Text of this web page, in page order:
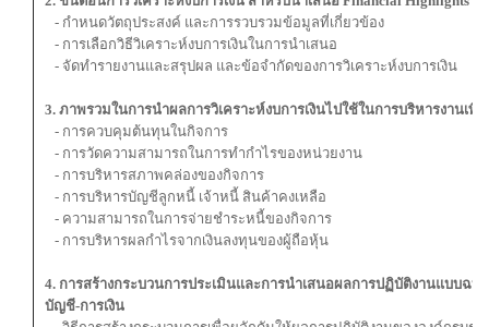
- กำหนดวัตถุประสงค์ และการรวบรวมข้อมูลที่เกี่ยวข้อง
- การเลือกวิธีวิเคราะห์งบการเงินในการนำเสนอ
- จัดทำรายงานและสรุปผล และข้อจํากัดของการวิเคราะห์งบการเงิน
3. ภาพรวมในการนําผลการวิเคราะห์งบการเงินไปใช้ในการบริหารงานเพื่
- การควบคุมต้นทุนในกิจการ
- การวัดความสามารถในการทำกําไรของหน่วยงาน
- การบริหารสภาพคล่องของกิจการ
- การบริหารบัญชีลูกหนี้ เจ้าหนี้ สินค้าคงเหลือ
- ความสามารถในการจ่ายชําระหนี้ของกิจการ
- การบริหารผลกําไรจากเงินลงทุนของผู้ถือหุ้น
4. การสร้างกระบวนการประเมินและการนำเสนอผลการปฏิบัติงานแบบฉบั
บัญชี-การเงิน